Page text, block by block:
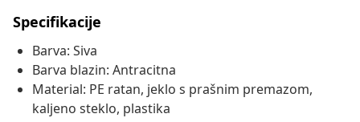
Specifikacije
Barva: Siva
Barva blazin: Antracitna
Material: PE ratan, jeklo s prašnim premazom,
kaljeno steklo, plastika